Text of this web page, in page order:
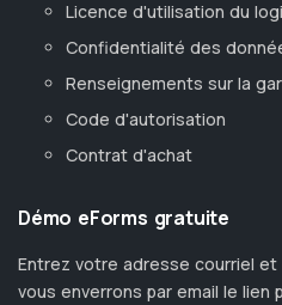
Licence d'utilisation du
Confidentialité des
Renseignements sur la
Code d'autorisation
Contrat d'achat
Démo eForms gratuite
Entrez votre adresse courriel et
vous enverrons par email le